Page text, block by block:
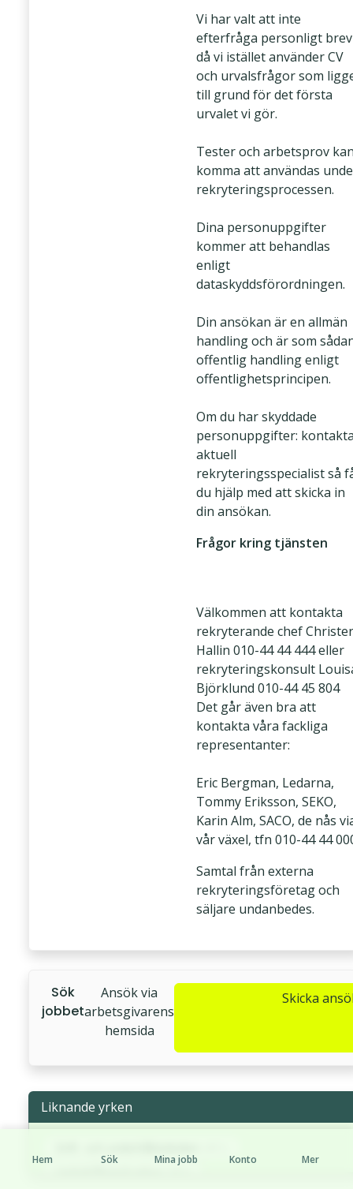
Vi har valt att inte
efterfråga personligt brev
då vi istället använder CV
och urvalsfrågor som
till grund för det första
urvalet vi gör.
Tester och arbetsprov
komma att användas
rekryteringsprocessen.
Dina personuppgifter
kommer att behandlas
enligt
dataskyddsförordningen.
Din ansökan är en allmän
handling och är som
offentlig handling enligt
offentlighetsprincipen.
Om du har skyddade
personuppgifter:
aktuell
rekryteringsspecialist så
du hjälp med att skicka in
din ansökan.
Frågor kring tjänsten
Välkommen att kontakta
rekryterande chef Christer
Hallin 010-44 44 444 eller
rekryteringskonsult
Björklund 010-44 45 804
Det går även bra att
kontakta våra fackliga
representanter:
Eric Bergman, Ledarna,
Tommy Eriksson, SEKO,
Karin Alm, SACO, de nås
vår växel, tfn 010-44 44
Samtal från externa
rekryteringsföretag och
säljare undanbedes.
Sök
jobbet
Ansök via
arbetsgivarens
hemsida
Skicka
Liknande yrken
Hem Sök Mina jobb Konto Mer